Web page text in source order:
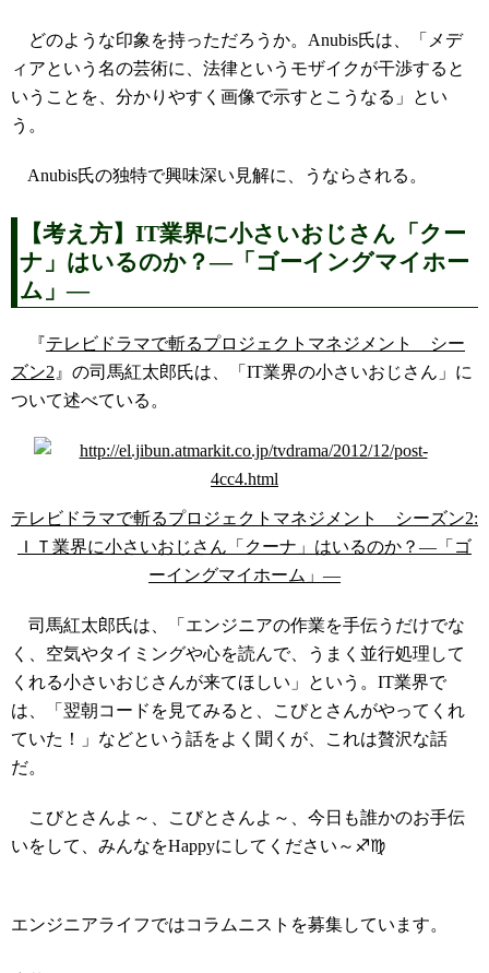
どのような印象を持っただろうか。Anubis氏は、「メデ
ィアという名の芸術に、法律というモザイクが干渉すると
いうことを、分かりやすく画像で示すとこうなる」とい
う。
Anubis氏の独特で興味深い見解に、うならされる。
【考え方】IT業界に小さいおじさん「クー
ナ」はいるのか？―「ゴーイングマイホー
ム」―
『テレビドラマで斬るプロジェクトマネジメント シー
ズン2 』の司馬紅太郎氏は、「IT業界の小さいおじさん」に
ついて述べている。
テレビドラマで斬るプロジェクトマネジメント シーズン2:
ＩＴ業界に小さいおじさん「クーナ」はいるのか？―「ゴ
ーイングマイホーム」―
司馬紅太郎氏は、「エンジニアの作業を手伝うだけでな
く、空気やタイミングや心を読んで、うまく並行処理して
くれる小さいおじさんが来てほしい」という。IT業界で
は、「翌朝コードを見てみると、こびとさんがやってくれ
ていた！」などという話をよく聞くが、これは贅沢な話
だ。
こびとさんよ～、こびとさんよ～、今日も誰かのお手伝
いをして、みんなをHappyにしてください～♐♍
エンジニアライフではコラムニストを募集しています。